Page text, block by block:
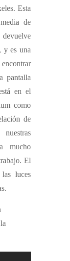
Esta
de
y es una
pantalla
en el
como
de
mucho
El
luces